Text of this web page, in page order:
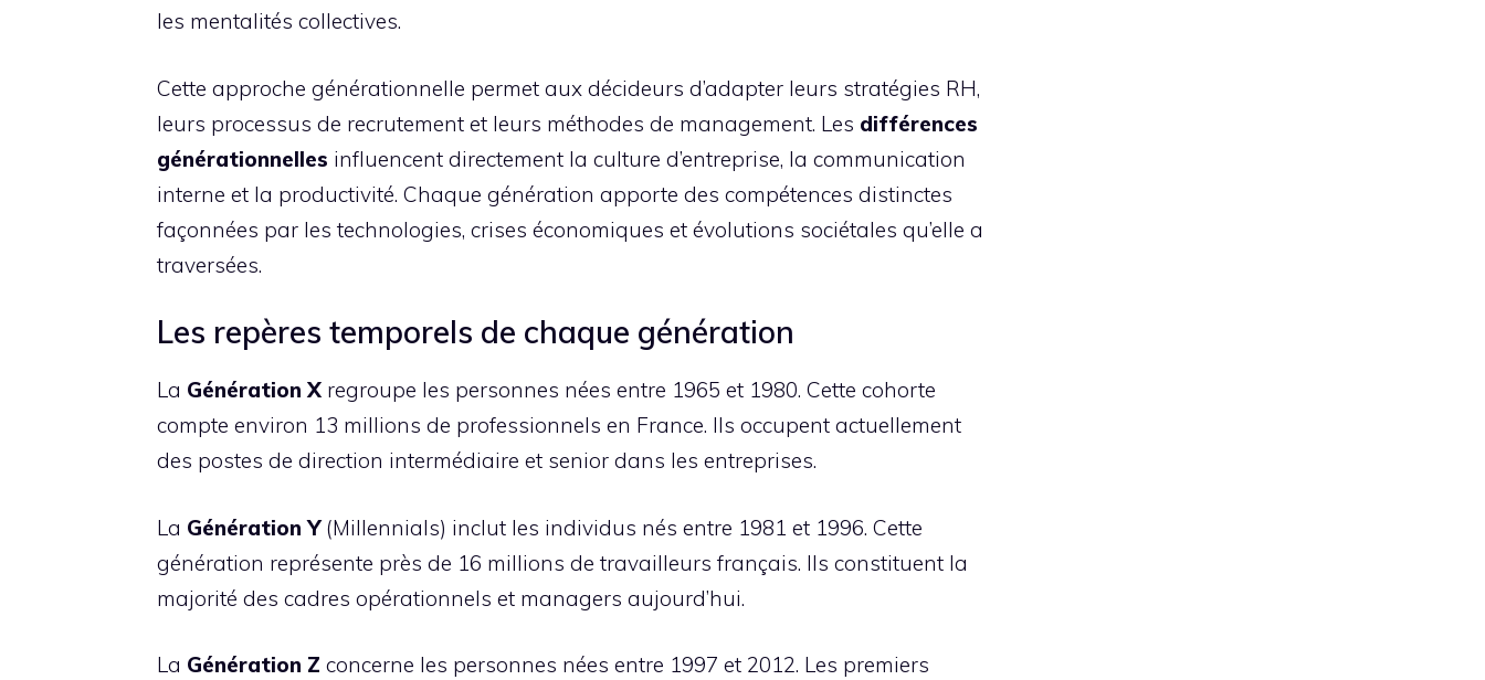
les mentalités collectives.
Cette approche générationnelle permet aux décideurs d’adapter leurs stratégies RH,
leurs processus de recrutement et leurs méthodes de management. Les différences
générationnelles influencent directement la culture d’entreprise, la communication
interne et la productivité. Chaque génération apporte des compétences distinctes
façonnées par les technologies, crises économiques et évolutions sociétales qu’elle a
traversées.
Les repères temporels de chaque génération
La Génération X regroupe les personnes nées entre 1965 et 1980. Cette cohorte
compte environ 13 millions de professionnels en France. Ils occupent actuellement
des postes de direction intermédiaire et senior dans les entreprises.
La Génération Y(Millennials) inclut les individus nés entre 1981 et 1996. Cette
génération représente près de 16 millions de travailleurs français. Ils constituent la
majorité des cadres opérationnels et managers aujourd’hui.
La Génération Z concerne les personnes nées entre 1997 et 2012. Les premiers